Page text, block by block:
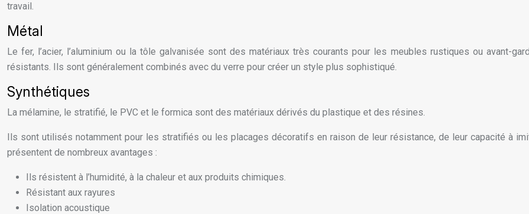
travail.
Métal
Le fer, l’acier, l’aluminium ou la tôle galvanisée sont des matériaux très courants pour les meubles rustiques ou avant-
résistants. Ils sont généralement combinés avec du verre pour créer un style plus sophistiqué.
Synthétiques
La mélamine, le stratifié, le PVC et le formica sont des matériaux dérivés du plastique et des résines.
Ils sont utilisés notamment pour les stratifiés ou les placages décoratifs en raison de leur résistance, de leur capacité à
présentent de nombreux avantages :
Ils résistent à l’humidité, à la chaleur et aux produits chimiques.
Résistant aux rayures
Isolation acoustique